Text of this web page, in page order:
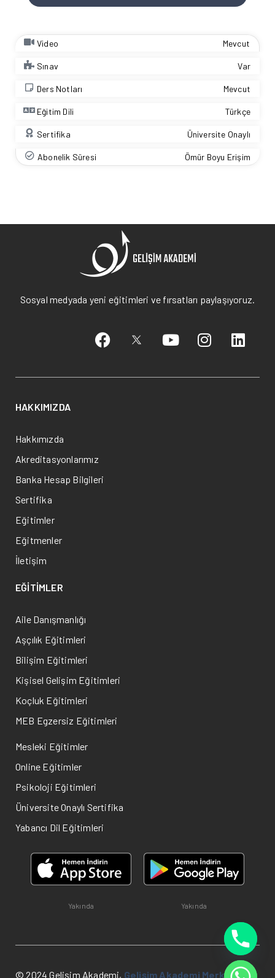
Video Mevcut
Sınav Var
Ders Notları Mevcut
Eğitim Dili Türkçe
Sertifika Üniversite Onaylı
Abonelik Süresi Ömür Boyu Erişim
Sosyal medyada yeni eğitimleri ve fırsatları paylaşıyoruz.
HAKKIMIZDA
Hakkımızda
Akreditasyonlarımız
Banka Hesap Bilgileri
Sertifika
Eğitimler
Eğitmenler
İletişim
EĞİTİMLER
Aile Danışmanlığı
Aşçılık Eğitimleri
Bilişim Eğitimleri
Kişisel Gelişim Eğitimleri
Koçluk Eğitimleri
MEB Egzersiz Eğitimleri
Mesleki Eğitimler
Online Eğitimler
Psikoloji Eğitimleri
Üniversite Onaylı Sertifika
Yabancı Dil Eğitimleri
Yakında Yakında
© 2024 Gelişim Akademi, Gelişim Akademi Merkezi